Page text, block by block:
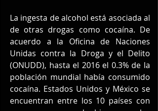
La ingesta de alcohol está asociada al
de otras drogas como cocaína. De
acuerdo a la Oficina de Naciones
Unidas contra la Droga y el Delito
(ONUDD), hasta el 2016 el 0.3% de la
población mundial había consumido
cocaína. Estados Unidos y México se
encuentran entre los 10 países con